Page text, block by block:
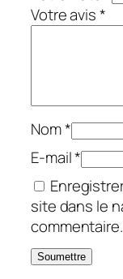
Votre avis*
Nom*
E-mail*
site dans le
commentaire.